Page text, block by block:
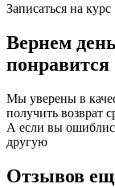
Записаться на курс
Вернем
понравится
Мы уверены в
получить возврат
А если вы
другую
Отзывов